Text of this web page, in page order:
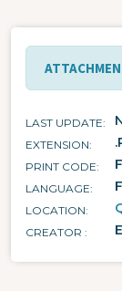
LAST UPDATE
EXTENSION
PRINT CODE
LANGUAGE
LOCATION
CREATOR